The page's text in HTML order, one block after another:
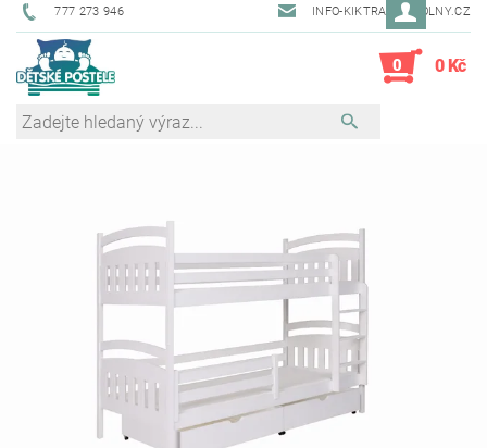
777 273 946 INFO-KIKTRADE@VOLNY.CZ
0 0 Kč